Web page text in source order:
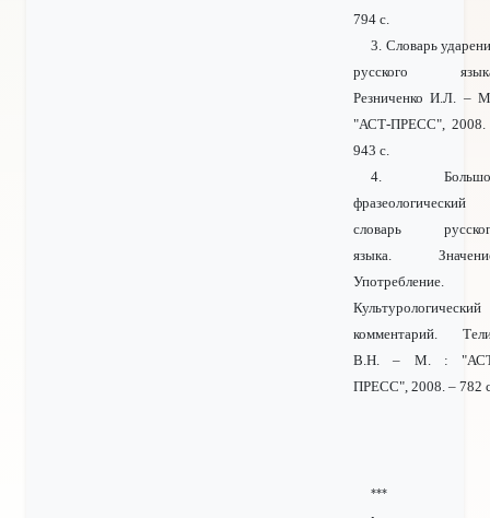
794 с.
3. Словарь
русского
Резниченко И.Л. –
"АСТ-ПРЕСС", 2008.
943 с.
4.
фразеологический
словарь
языка.
Употребление.
Культурологический
комментарий.
В.Н. – М. :
ПРЕСС", 2008. – 782
***